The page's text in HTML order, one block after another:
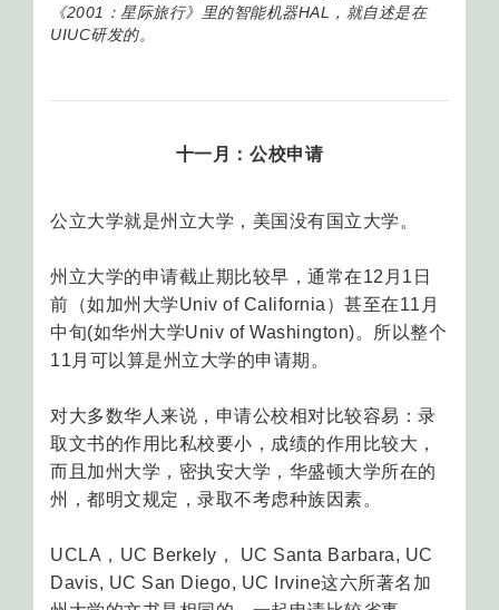
《2001：星际旅行》里的智能机器HAL，就自述是在
UIUC研发的。
十一月：公校申请
公立大学就是州立大学，美国没有国立大学。
州立大学的申请截止期比较早，通常在12月1日
前（如加州大学Univ of California）甚至在11月
中旬(如华州大学Univ of Washington)。所以整个
11月可以算是州立大学的申请期。
对大多数华人来说，申请公校相对比较容易：录
取文书的作用比私校要小，成绩的作用比较大，
而且加州大学，密执安大学，华盛顿大学所在的
州，都明文规定，录取不考虑种族因素。
UCLA，UC Berkely， UC Santa Barbara, UC
Davis, UC San Diego, UC Irvine这六所著名加